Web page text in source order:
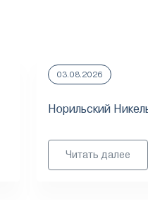
03.08.2026
Норильский
Читать далее